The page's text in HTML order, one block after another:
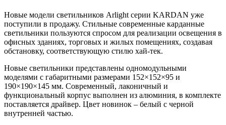
Новые модели светильников Arlight серии KARDAN уже
поступили в продажу. Стильные современные карданные
светильники пользуются спросом для реализации освещения в
офисных зданиях, торговых и жилых помещениях, создавая
обстановку, соответствующую стилю хай-тек.
Новые светильники представлены одномодульными
моделями с габаритными размерами 152×152×95 и
190×190×145 мм. Современный, лаконичный и
функциональный корпус выполнен из алюминия, в комплекте
поставляется драйвер. Цвет новинок – белый с черной
внутренней частью.